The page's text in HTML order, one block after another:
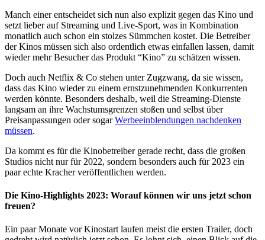
Manch einer entscheidet sich nun also explizit gegen das Kino und
setzt lieber auf Streaming und Live-Sport, was in Kombination
monatlich auch schon ein stolzes Sümmchen kostet. Die Betreiber
der Kinos müssen sich also ordentlich etwas einfallen lassen, damit
wieder mehr Besucher das Produkt “Kino” zu schätzen wissen.
Doch auch Netflix & Co stehen unter Zugzwang, da sie wissen,
dass das Kino wieder zu einem ernstzunehmenden Konkurrenten
werden könnte. Besonders deshalb, weil die Streaming-Dienste
langsam an ihre Wachstumsgrenzen stoßen und selbst über
Preisanpassungen oder sogarWerbeeinblendungen nachdenken
müssen.
Da kommt es für die Kinobetreiber gerade recht, dass die großen
Studios nicht nur für 2022, sondern besonders auch für 2023 ein
paar echte Kracher veröffentlichen werden.
Die Kino-Highlights 2023: Worauf können wir uns jetzt schon
freuen?
Ein paar Monate vor Kinostart laufen meist die ersten Trailer, doch